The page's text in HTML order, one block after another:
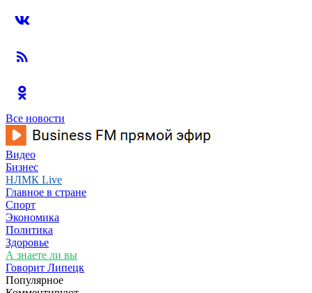
Все новости
Видео
Бизнес
НЛМК Live
Главное в стране
Спорт
Экономика
Политика
Здоровье
А знаете ли вы
Говорит Липецк
Популярное